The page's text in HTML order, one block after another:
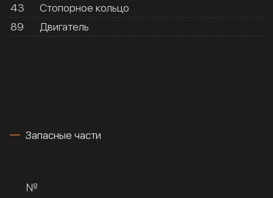
43
Стопорное кольцо
89
Двигатель
Запасные части
№